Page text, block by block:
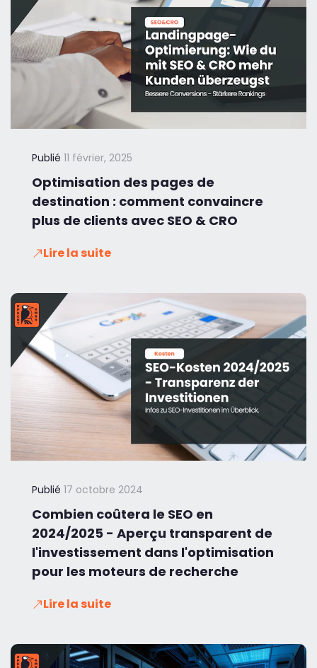
Publié 11 février, 2025
Optimisation des pages de
destination : comment convaincre
plus de clients avec SEO & CRO
Lire la suite
Publié 17 octobre 2024
Combien coûtera le SEO en
2024/2025 - Aperçu transparent de
l'investissement dans l'optimisation
pour les moteurs de recherche
Lire la suite